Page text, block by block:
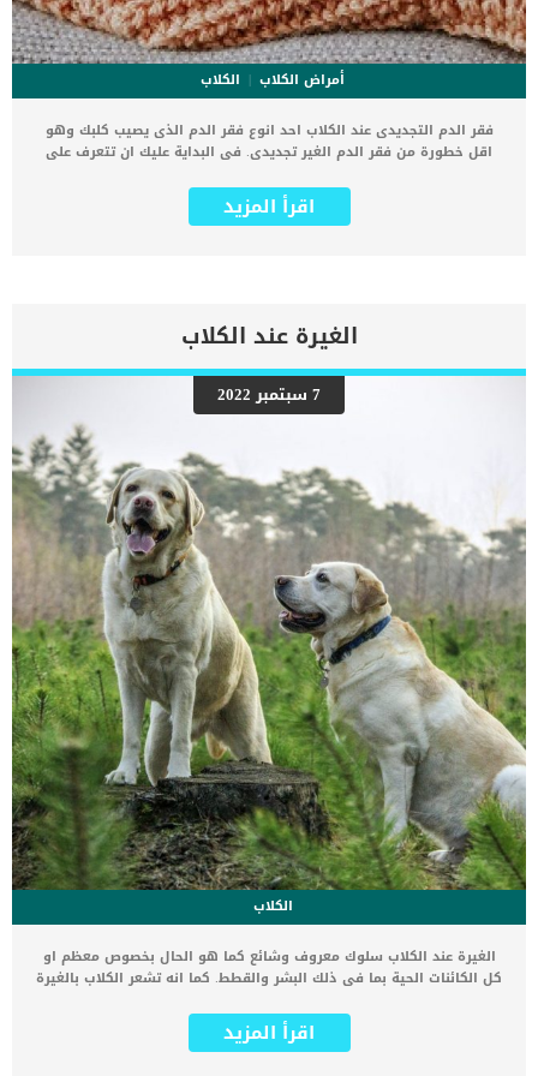
أمراض الكلاب
الكلاب
فقر الدم التجديدى عند الكلاب احد انوع فقر الدم الذى يصيب كلبك وهو
اقل خطورة من فقر الدم الغير تجديدى. فى البداية عليك ان تتعرف على
خلايا الدم الحمراء نتيجة نقص إنتاج أو فقدان خلايا الدم الحمراء أو تدمير
خلايا الدم الحمراء فى جسم كلبك. اقرأ ايضا: عدوى الدم الطفيلية في
الدم الحمراء كاستجابة لانخفاض الأكسجين في الأنسجة أويكون نتيجة
تشوهات نخاع العظام. كما تكمن خطورة فقر الدم الغير تجديدى فى عدم
استجابة نخاع العظم بشكل فعال لانخفاض مستويات خلايا الدم الحمراء.
اقرأ ايضا: انخفاض مستوى البروتين فى الدم عند الكلاب اما فقر الدم
التجديدي فان نخاع العظم يستجيب له عن طريق زيادة إنتاج خلايا الدم
الحمراء وإطلاق الخلايا الشبكية (خلايا الدم الحمراء غير الناضجة التي لا
تحتوي على نواة). كما يمكن أن يحدث فقر الدم التجديدي بسبب النزيف أو
انحلال الدم. اعراض فقر الدم التجديدى عند الكلاب عدم انتظام دقات القلب
[…]
اقرأ المزيد
الغيرة عند الكلاب
7 سبتمبر 2022
الكلاب
الغيرة عند الكلاب سلوك معروف وشائع كما هو الحال بخصوص معظم او
كل الكائنات الحية بما فى ذلك البشر والقطط. كما انه تشعر الكلاب بالغيرة
وتعبيرات وجهه. كما اثبتت جميع الدراسات المتعلقة بسلوك الحيوان ان
الغيرة عند الكلاب حقيقة لا يمكن تجاهلها. يعتقد البعض أن الشعور
اقرأ المزيد